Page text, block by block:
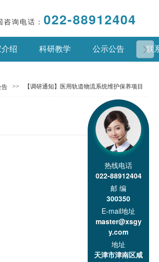
咨询电话： 022-88912404
绍 科研教学 公示公告 联
告 >> 【调研通知】医用轨道物流系统维护保养项目
热线电话
022-88912404
邮 编
300350
E-mail地址
master@xsgy
y.com
地址
天津市津南区咸